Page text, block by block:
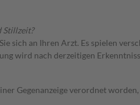
Stillzeit?
sich an Ihren Arzt. Es spielen
wird nach derzeitigen
Gegenanzeige verordnet